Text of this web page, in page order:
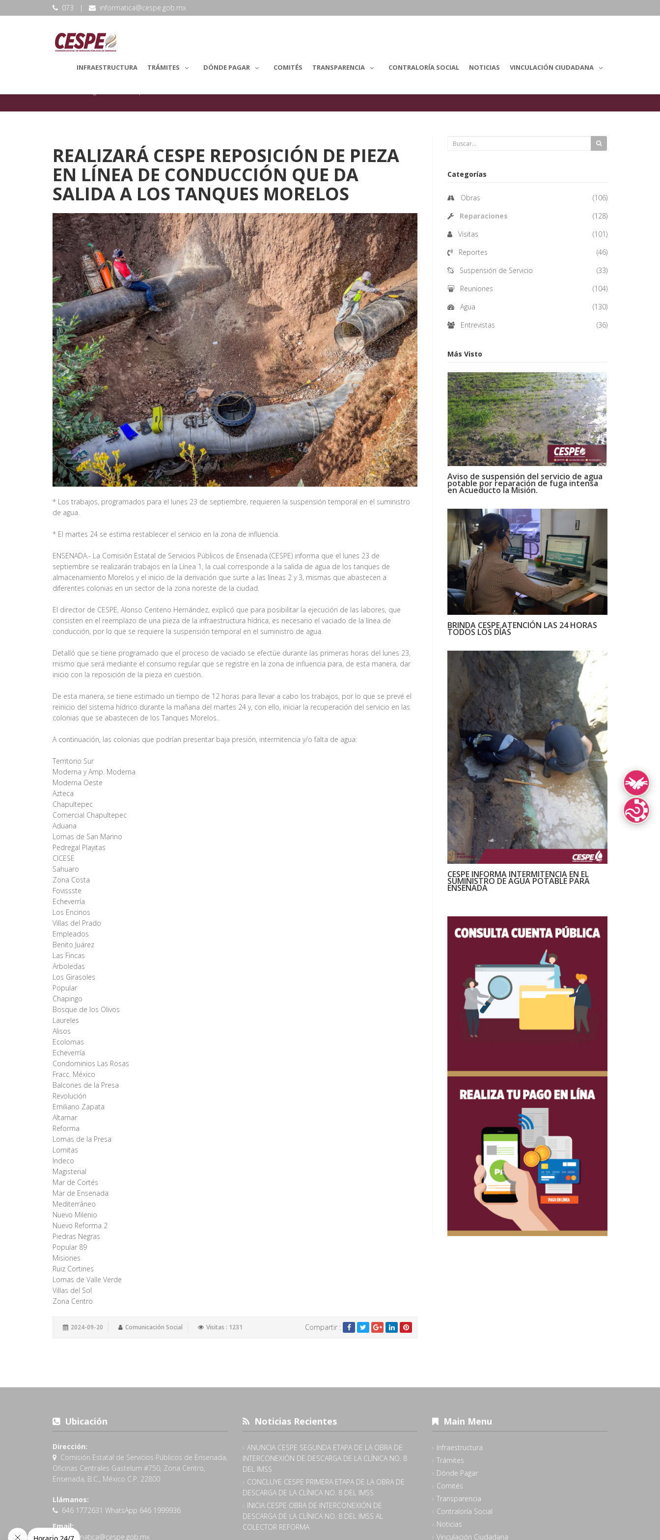
073 | informatica@cespe.gob.mx
INFRAESTRUCTURA TRÁMITES DÓNDE PAGAR COMITÉS TRANSPARENCIA CONTRALORÍA SOCIAL NOTICIAS VINCULACIÓN CIUDADANA
REALIZARÁ CESPE REPOSICIÓN DE PIEZA
EN LÍNEA DE CONDUCCIÓN QUE DA
SALIDA A LOS TANQUES MORELOS
* Los trabajos, programados para el lunes 23 de septiembre, requieren la suspensión temporal en el suministro
de agua.
* El martes 24 se estima restablecer el servicio en la zona de influencia.
ENSENADA.- La Comisión Estatal de Servicios Públicos de Ensenada (CESPE) informa que el lunes 23 de
septiembre se realizarán trabajos en la Línea 1, la cual corresponde a la salida de agua de los tanques de
almacenamiento Morelos y el inicio de la derivación que surte a las líneas 2 y 3, mismas que abastecen a
diferentes colonias en un sector de la zona noreste de la ciudad.
El director de CESPE, Alonso Centeno Hernández, explicó que para posibilitar la ejecución de las labores, que
consisten en el reemplazo de una pieza de la infraestructura hídrica, es necesario el vaciado de la línea de
conducción, por lo que se requiere la suspensión temporal en el suministro de agua.
Detalló que se tiene programado que el proceso de vaciado se efectúe durante las primeras horas del lunes 23,
mismo que será mediante el consumo regular que se registre en la zona de influencia para, de esta manera, dar
inicio con la reposición de la pieza en cuestión.
De esta manera, se tiene estimado un tiempo de 12 horas para llevar a cabo los trabajos, por lo que se prevé el
reinicio del sistema hídrico durante la mañana del martes 24 y, con ello, iniciar la recuperación del servicio en las
colonias que se abastecen de los Tanques Morelos.
A continuación, las colonias que podrían presentar baja presión, intermitencia y/o falta de agua:
Territorio Sur
Moderna y Amp. Moderna
Moderna Oeste
Azteca
Chapultepec
Comercial Chapultepec
Aduana
Lomas de San Marino
Pedregal Playitas
CICESE
Sahuaro
Zona Costa
Fovissste
Echeverría
Los Encinos
Villas del Prado
Empleados
Benito Juárez
Las Fincas
Arboledas
Los Girasoles
Popular
Chapingo
Bosque de los Olivos
Laureles
Alisos
Ecolomas
Echeverría
Condominios Las Rosas
Fracc. México
Balcones de la Presa
Revolución
Emiliano Zapata
Altamar
Reforma
Lomas de la Presa
Lomitas
Indeco
Magisterial
Mar de Cortés
Mar de Ensenada
Mediterráneo
Nuevo Milenio
Nuevo Reforma 2
Piedras Negras
Popular 89
Misiones
Ruiz Cortines
Lomas de Valle Verde
Villas del Sol
Zona Centro
2024-09-20 Comunicación Social Visitas : 1231 Compartir :
Categorías
Obras
(106)
Reparaciones
(128)
Visitas
(101)
Reportes
(46)
Suspensión de Servicio
(33)
Reuniones
(104)
Agua
(130)
Entrevistas
(36)
Más Visto
Aviso de suspensión del servicio de agua
potable por reparación de fuga intensa
en Acueducto la Misión.
BRINDA CESPE ATENCIÓN LAS 24 HORAS
TODOS LOS DÍAS
CESPE INFORMA INTERMITENCIA EN EL
SUMINISTRO DE AGUA POTABLE PARA
ENSENADA
Ubicación
Dirección:
Comisión Estatal de Servicios Públicos de Ensenada,
Oficinas Centrales Gastelum #750, Zona Centro,
Ensenada, B.C., México C.P. 22800
Llámanos:
646 1772631 WhatsApp 646 1999936
Email:
informatica@cespe.gob.mx
Noticias Recientes
ANUNCIA CESPE SEGUNDA ETAPA DE LA OBRA DE
INTERCONEXIÓN DE DESCARGA DE LA CLÍNICA NO. 8
DEL IMSS
CONCLUYE CESPE PRIMERA ETAPA DE LA OBRA DE
DESCARGA DE LA CLÍNICA NO. 8 DEL IMSS
INICIA CESPE OBRA DE INTERCONEXIÓN DE
DESCARGA DE LA CLÍNICA NO. 8 DEL IMSS AL
COLECTOR REFORMA
Main Menu
Infraestructura
Trámites
Dónde Pagar
Comités
Transparencia
Contraloría Social
Noticias
Vinculación Ciudadana
Lengua de
Lenguas